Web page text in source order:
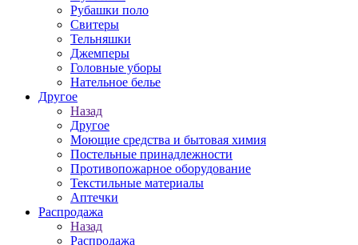
Рубашки поло
Свитеры
Тельняшки
Джемперы
Головные уборы
Нательное белье
Другое
Назад
Другое
Моющие средства и бытовая химия
Постельные принадлежности
Противопожарное оборудование
Текстильные материалы
Аптечки
Распродажа
Назад
Распродажа